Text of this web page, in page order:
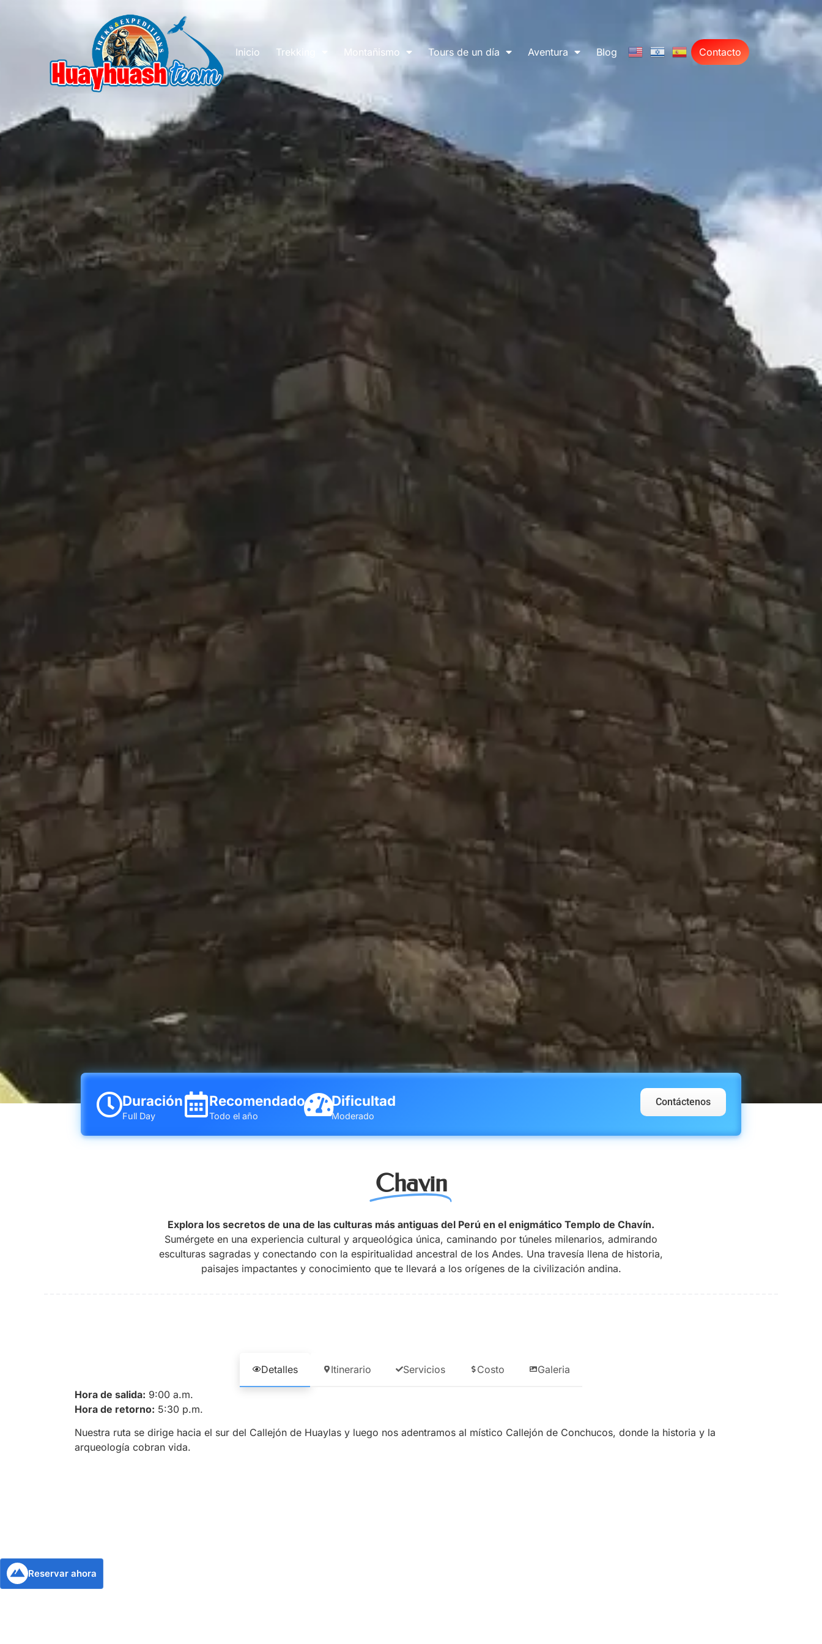
Inicio Trekking Montañismo Tours de un día Aventura Blog Contacto
Duración
Full Day
Recomendado
Todo el año
Dificultad
Moderado
Contáctenos
Chavin
Explora los secretos de una de las culturas más antiguas del Perú en el enigmático Templo de Chavín.
Sumérgete en una experiencia cultural y arqueológica única, caminando por túneles milenarios, admirando
esculturas sagradas y conectando con la espiritualidad ancestral de los Andes. Una travesía llena de historia,
paisajes impactantes y conocimiento que te llevará a los orígenes de la civilización andina.
Detalles Itinerario Servicios Costo Galeria
Hora de salida: 9:00 a.m.
Hora de retorno: 5:30 p.m.
Nuestra ruta se dirige hacia el sur del Callejón de Huaylas y luego nos adentramos al místico Callejón de Conchucos, donde la historia y la
arqueología cobran vida.
Reservar ahora